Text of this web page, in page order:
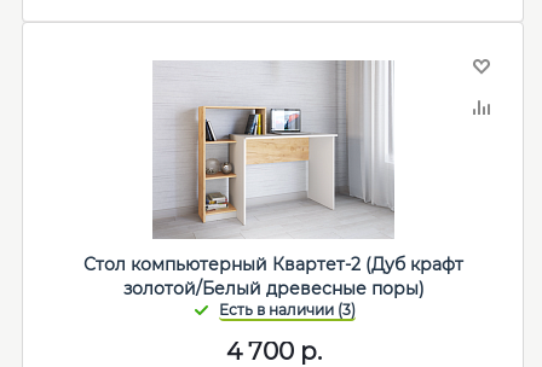
Стол компьютерный Квартет-2 (Дуб крафт
золотой/Белый древесные поры)
4 700р.